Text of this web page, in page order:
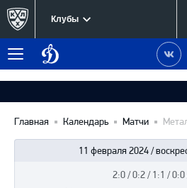
Клубы
Меню
Динамо
Москва
Наша
Главная Календарь Матчи
11 февраля 2024 /
2:0 / 0:2 / 1:1 / 0:0